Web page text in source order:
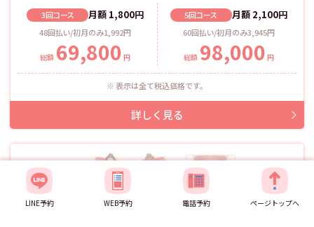
3回コース 月額 1,800円
48回払い/初月のみ1,992円
総額 69,800 円
5回コース 月額 2,100円
60回払い/初月のみ3,945円
総額 98,000 円
表示は全て税込価格です。
LINE予約 WEB予約 電話予約 ページトップへ